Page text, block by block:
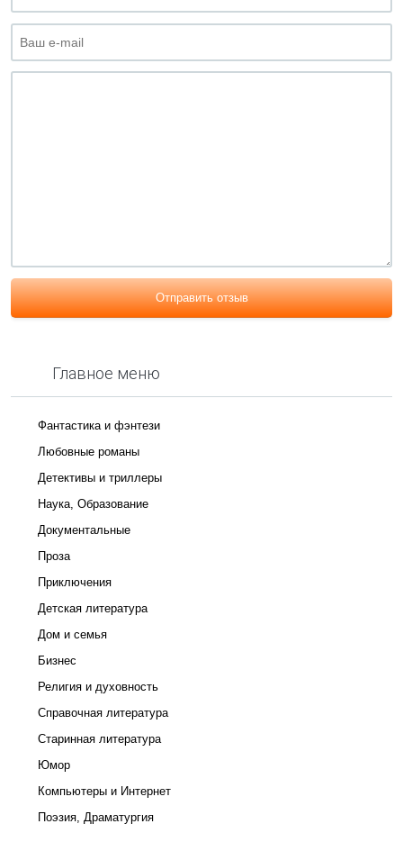
Отправить отзыв
Главное меню
Фантастика и фэнтези
Любовные романы
Детективы и триллеры
Наука, Образование
Документальные
Проза
Приключения
Детская литература
Дом и семья
Бизнес
Религия и духовность
Справочная литература
Старинная литература
Юмор
Компьютеры и Интернет
Поэзия, Драматургия